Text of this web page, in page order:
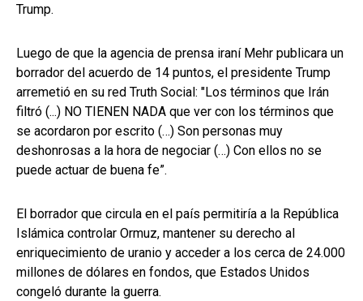
Trump.
Luego de que la agencia de prensa iraní Mehr publicara un
borrador del acuerdo de 14 puntos, el presidente Trump
arremetió en su red Truth Social: "Los términos que Irán
filtró (...) NO TIENEN NADA que ver con los términos que
se acordaron por escrito (…) Son personas muy
deshonrosas a la hora de negociar (…) Con ellos no se
puede actuar de buena fe”.
El borrador que circula en el país permitiría a la República
Islámica controlar Ormuz, mantener su derecho al
enriquecimiento de uranio y acceder a los cerca de 24.000
millones de dólares en fondos, que Estados Unidos
congeló durante la guerra.